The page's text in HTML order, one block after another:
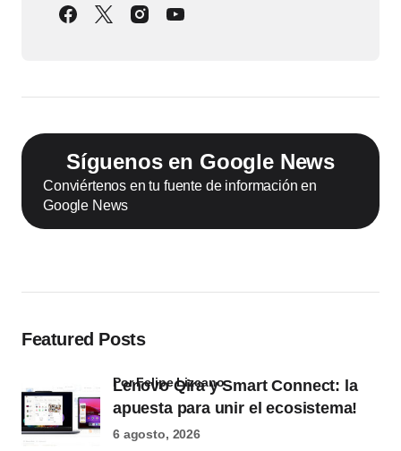
Síguenos en Google News
Conviértenos en tu fuente de información en
Google News
Featured Posts
Lenovo Qira y Smart Connect: la
apuesta para unir el ecosistema!
por Felipe Lizcano
6 agosto, 2026